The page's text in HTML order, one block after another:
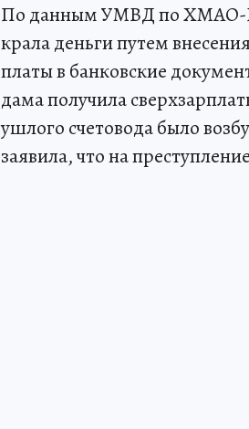
По данным УМВД по ХМАО-
крала деньги путем
платы в банковские
дама получила
ушлого счетовода было
заявила, что на